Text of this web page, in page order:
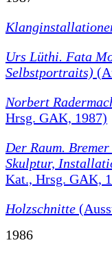
Urs Lüthi. Fata
Selbstportraits)
Norbert
Hrsg. GAK, 1987)
Der Raum.
Skulptur,
Kat., Hrsg. GAK,
Holzschnitte
1986